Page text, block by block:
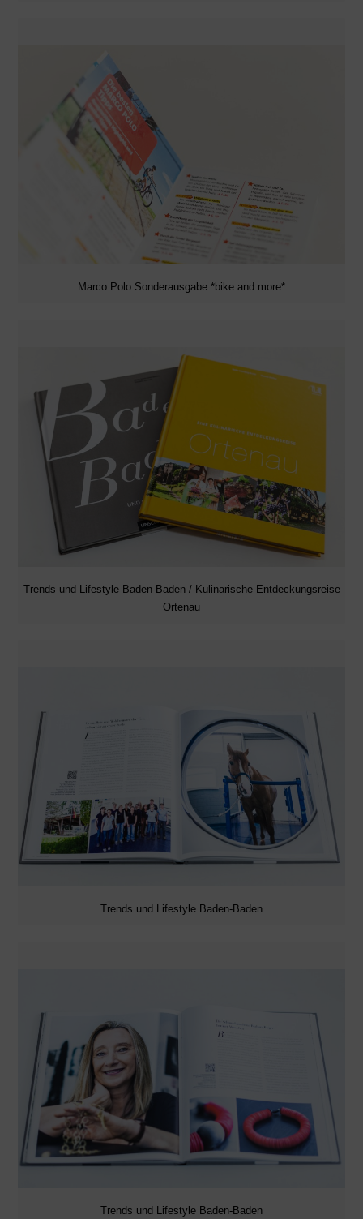
Marco Polo Sonderausgabe *bike and more*
Trends und Lifestyle Baden-Baden / Kulinarische Entdeckungsreise
Ortenau
Trends und Lifestyle Baden-Baden
Trends und Lifestyle Baden-Baden